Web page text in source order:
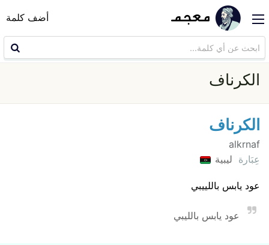
أضف كلمة
الكرناف
الكرناف
alkrnaf
عِبَارة ليبية
عود يابس باللييبي
عود يابس بالليبي